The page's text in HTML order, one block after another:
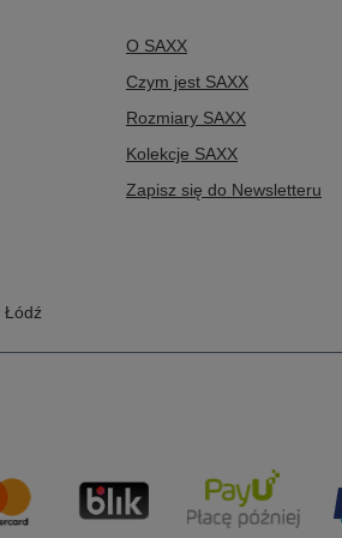
O SAXX
Czym jest SAXX
Rozmiary SAXX
Kolekcje SAXX
Zapisz się do Newsletteru
Łódź